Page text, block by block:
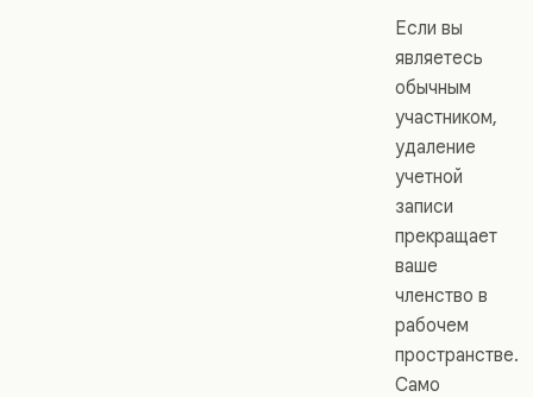
Если вы
являетесь
обычным
участником,
удаление
учетной
записи
прекращает
ваше
членство в
рабочем
пространстве.
Само